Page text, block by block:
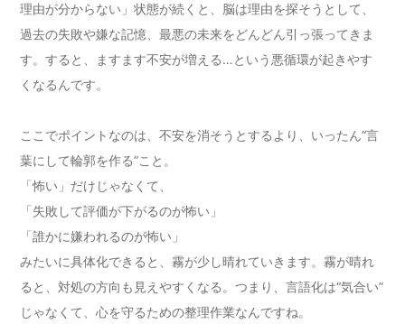
理由が分からない」状態が続くと、脳は理由を探そうとして、
過去の失敗や嫌な記憶、最悪の未来をどんどん引っ張ってきま
す。すると、ますます不安が増える…という悪循環が起きやす
くなるんです。
ここでポイントなのは、不安を消そうとするより、いったん“言
葉にして輪郭を作る”こと。
「怖い」だけじゃなくて、
「失敗して評価が下がるのが怖い」
「誰かに嫌われるのが怖い」
みたいに具体化できると、霧が少し晴れていきます。霧が晴れ
ると、対処の方向も見えやすくなる。つまり、言語化は“気合い”
じゃなくて、心を守るための整理作業なんですね。